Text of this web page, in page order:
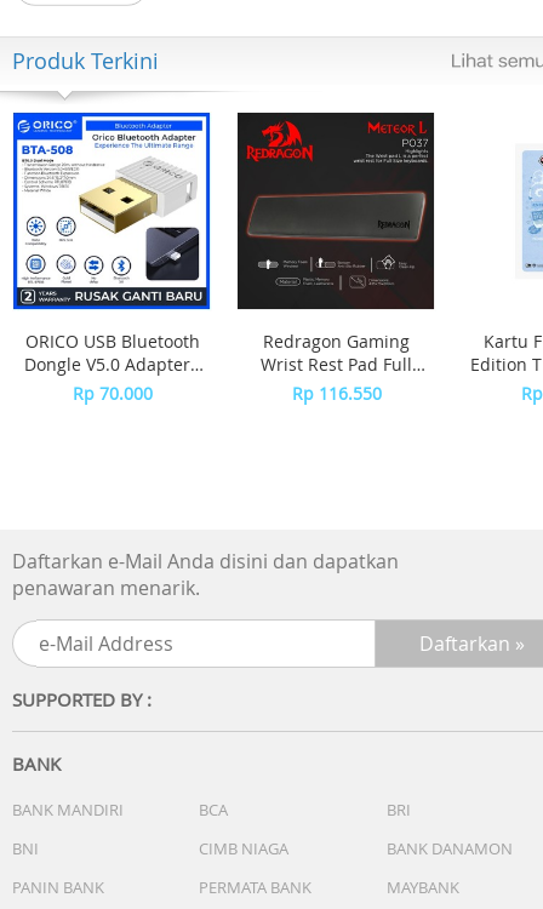
Fitur:
– Stainless steel pan
– Stainless steel body
– 3 in 1 function
Spesifikasi
- Nama Produk : Maspion Magic Com
- Tipe : MRJ109SSN
- Bahan Material : Stainless Steel
- Panjang Kabel : 1 Meter
- Kapasitas : 1.2 Liter
- Daya : 350 Watt
- Tegangan : 220 Volt / 50 Hz
- Warna : Silver
- Aksesoris : Wadah untuk kukusan, Cup beras, Sendok
Produk Terkini
ORICO USB Bluetooth
Dongle V5.0 Adapter -
BTA-508 - WHITE
Rp 70.000
Redragon Gaming
Wrist Rest Pad Full
Size Keyboard
METEOR L - P037
Rp 116.550
Kartu
Edition
Daftarkan e-Mail Anda disini dan dapatkan
penawaran menarik.
SUPPORTED BY :
BANK
BANK MANDIRI BCA
BRI
BNI
CIMB NIAGA
BANK DANAMON
PANIN BANK
PERMATA BANK
MAYBANK